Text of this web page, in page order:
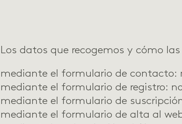
Los datos que recogemos y cómo
mediante el formulario de contacto:
mediante el formulario de registro:
mediante el formulario de
mediante el formulario de alta al